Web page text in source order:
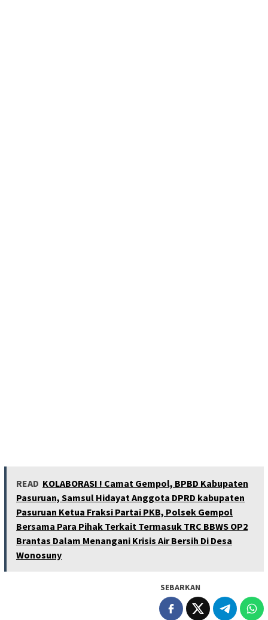
READ KOLABORASI ! Camat Gempol, BPBD Kabupaten
Pasuruan, Samsul Hidayat Anggota DPRD kabupaten
Pasuruan Ketua Fraksi Partai PKB, Polsek Gempol
Bersama Para Pihak Terkait Termasuk TRC BBWS OP2
Brantas Dalam Menangani Krisis Air Bersih Di Desa
Wonosuny
SEBARKAN